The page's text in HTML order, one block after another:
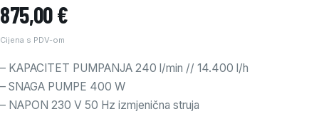
875,00€
Cijena s PDV-om
– KAPACITET PUMPANJA 240 l/min // 14.400 l/h
– SNAGA PUMPE 400 W
– NAPON 230 V 50 Hz izmjenična struja